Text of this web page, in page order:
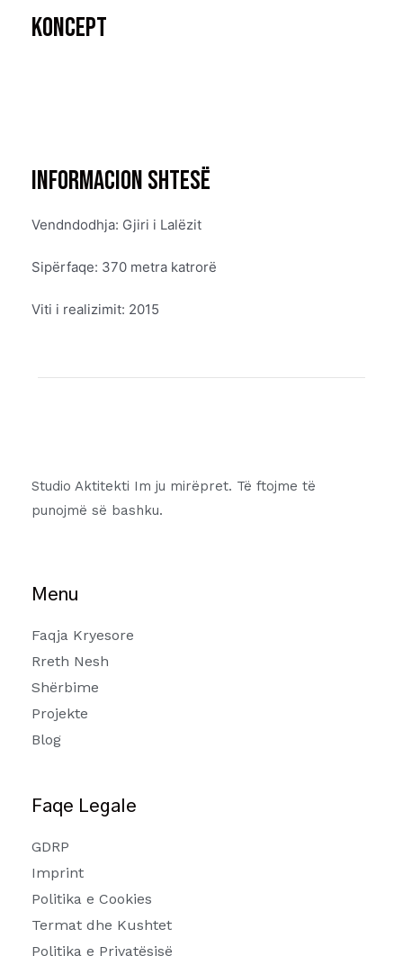
Koncept
informacion shtesë
Vendndodhja: Gjiri i Lalëzit
Sipërfaqe: 370 metra katrorë
Viti i realizimit: 2015
Studio Aktitekti Im ju mirëpret. Të ftojme të
punojmë së bashku.
Menu
Faqja Kryesore
Rreth Nesh
Shërbime
Projekte
Blog
Faqe Legale
GDRP
Imprint
Politika e Cookies
Termat dhe Kushtet
Politika e Privatësisë